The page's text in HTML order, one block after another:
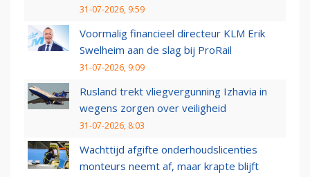
31-07-2026, 9:59
Voormalig financieel directeur KLM Erik
Swelheim aan de slag bij ProRail
31-07-2026, 9:09
Rusland trekt vliegvergunning Izhavia in
wegens zorgen over veiligheid
31-07-2026, 8:03
Wachttijd afgifte onderhoudslicenties
monteurs neemt af, maar krapte blijft